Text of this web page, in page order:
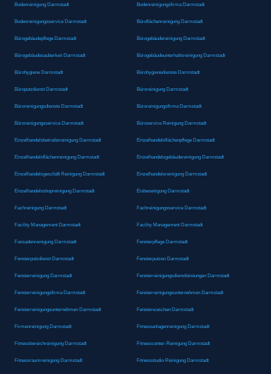
Bodenreinigung Darmstadt Bodenreinigungsfirma Darmstadt
Bodenreinigungsservice Darmstadt Büroflächenreinigung Darmstadt
Bürogebäudepflege Darmstadt Bürogebäudereinigung Darmstadt
Bürogebäudesauberkeit Darmstadt Bürogebäudeunterhaltsreinigung Darmstadt
Bürohygiene Darmstadt Bürohygienedienste Darmstadt
Büroputzdienst Darmstadt Büroreinigung Darmstadt
Büroreinigungsdienste Darmstadt Büroreinigungsfirma Darmstadt
Büroreinigungsservice Darmstadt Büroservice Reinigung Darmstadt
Einzelhandelsbetriebsreinigung Darmstadt Einzelhandelsflächenpflege Darmstadt
Einzelhandelsflächenreinigung Darmstadt Einzelhandelsgebäudereinigung Darmstadt
Einzelhandelsgeschäft Reinigung Darmstadt Einzelhandelsreinigung Darmstadt
Einzelhandelsshopreinigung Darmstadt Eisbeseitigung Darmstadt
Fachreinigung Darmstadt Fachreinigungsservice Darmstadt
Facility Management Darmstadt Facility Management Darmstadt
Fassadenreinigung Darmstadt Fensterpflege Darmstadt
Fensterputzdienst Darmstadt Fensterputzen Darmstadt
Fensterreinigung Darmstadt Fensterreinigungsdienstleistungen Darmstadt
Fensterreinigungsfirma Darmstadt Fensterreinigungsunternehmen Darmstadt
Fensterreinigungsunternehmen Darmstadt Fensterwaschen Darmstadt
Firmenreinigung Darmstadt Fitnessanlagenreinigung Darmstadt
Fitnessbereichreinigung Darmstadt Fitnesscenter-Reinigung Darmstadt
Fitnessraumreinigung Darmstadt Fitnessstudio Reinigung Darmstadt